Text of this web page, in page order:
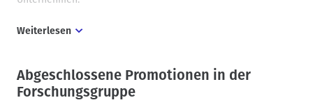
Die regionalökonomischen Auswirkungen des digitalen
Wandels werden bislang vorrangig im städtischen Kontext
Weiterlesen
Abgeschlossene Promotionen in der
Forschungsgruppe